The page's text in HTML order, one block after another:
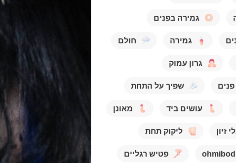
גמירה בפנים
גמירה חולם
גרון עמוק
שפיך על התחת
עושים ביד מאונן
זיון ליקוק תחת
ohmibod פטיש רגליים